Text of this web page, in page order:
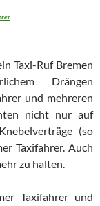
.
Taxi-Ruf Bremen
Drängen
und mehreren
nicht nur auf
(so
Taxifahrer. Auch
zu halten.
Taxifahrer und